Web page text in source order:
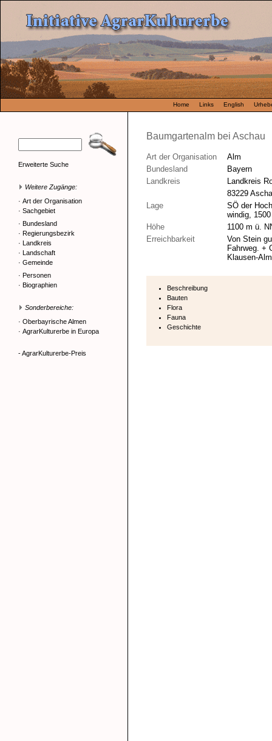
Home Links English
Erweiterte Suche
Weitere Zugänge:
· Art der Organisation
· Sachgebiet
· Bundesland
· Regierungsbezirk
· Landkreis
· Landschaft
· Gemeinde
· Personen
· Biographien
Sonderbereiche:
· Oberbayrische Almen
· AgrarKulturerbe in Europa
- AgrarKulturerbe-Preis
Baumgartenalm bei Aschau
Art der Organisation
Alm
Bundesland
Bayern
Landkreis
Landkreis
83229
Lage
SÖ der
windig,
Höhe
1100 m ü.
Erreichbarkeit
Von Stein
Fahrweg. +
Klausen-
Beschreibung
Bauten
Flora
Fauna
Geschichte